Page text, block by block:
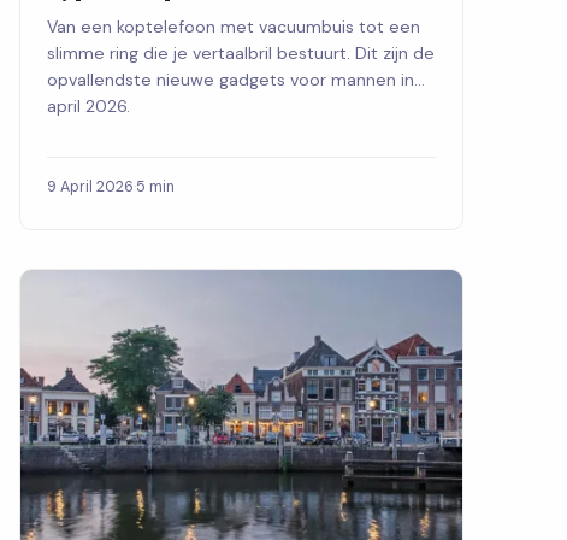
Van een koptelefoon met vacuumbuis tot een
slimme ring die je vertaalbril bestuurt. Dit zijn de
opvallendste nieuwe gadgets voor mannen in
april 2026.
9 April 2026·5 min